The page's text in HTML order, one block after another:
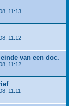
11:13
11:12
van een doc.
11:12
11:11